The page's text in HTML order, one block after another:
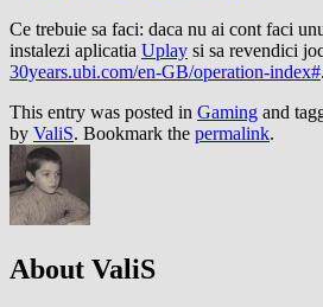
Ce trebuie sa faci: daca nu ai cont faci
instalezi aplicatia Uplay si sa revendici
30years.ubi.com/en-GB/operation-index#.
This entry was posted in Gaming and
by ValiS. Bookmark the permalink.
About ValiS